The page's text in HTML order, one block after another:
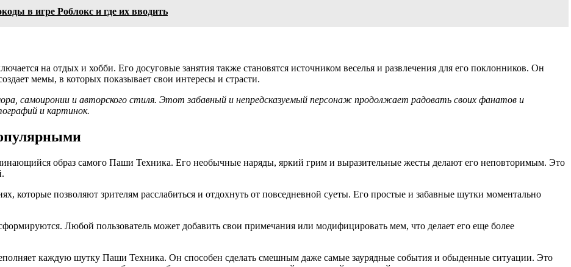
в игре Роблокс и где их вводить
на отдых и хобби. Его досуговые занятия также становятся источником веселья и развлечения для его поклонников. Он
мемы, в которых показывает свои интересы и страсти.
самоиронии и авторского стиля. Этот забавный и непредсказуемый персонаж продолжает радовать своих фанатов и
и картинок.
образ самого Паши Техника. Его необычные наряды, яркий грим и выразительные жесты делают его неповторимым. Это
которые позволяют зрителям расслабиться и отдохнуть от повседневной суеты. Его простые и забавные шутки моментально
Любой пользователь может добавить свои примечания или модифицировать мем, что делает его еще более
каждую шутку Паши Техника. Он способен сделать смешным даже самые заурядные события и обыденные ситуации. Это